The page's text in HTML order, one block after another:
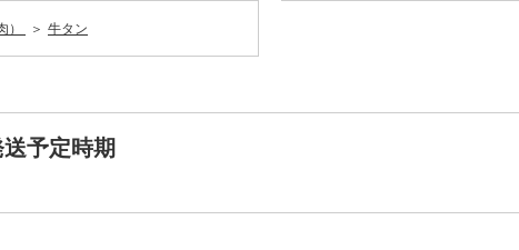
） 牛タン
予定時期